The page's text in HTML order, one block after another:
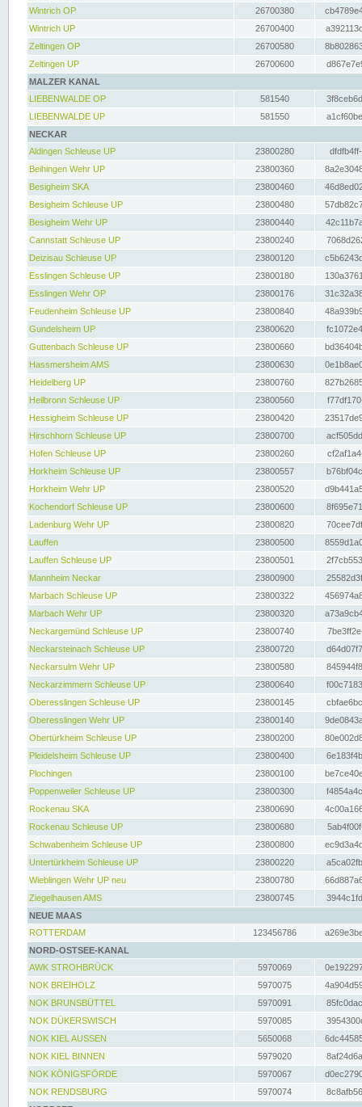
Wintrich OP
26700380
Wintrich UP
26700400
Zeltingen OP
26700580
Zeltingen UP
26700600
MALZER KANAL
LIEBENWALDE OP
581540
LIEBENWALDE UP
581550
NECKAR
Aldingen Schleuse UP
23800280
Beihingen Wehr UP
23800360
Besigheim SKA
23800460
Besigheim Schleuse UP
23800480
Besigheim Wehr UP
23800440
Cannstatt Schleuse UP
23800240
Deizisau Schleuse UP
23800120
Esslingen Schleuse UP
23800180
Esslingen Wehr OP
23800176
Feudenheim Schleuse UP
23800840
Gundelsheim UP
23800620
Guttenbach Schleuse UP
23800660
Hassmersheim AMS
23800630
Heidelberg UP
23800760
Heilbronn Schleuse UP
23800560
Hessigheim Schleuse UP
23800420
Hirschhorn Schleuse UP
23800700
Hofen Schleuse UP
23800260
Horkheim Schleuse UP
23800557
Horkheim Wehr UP
23800520
Kochendorf Schleuse UP
23800600
Ladenburg Wehr UP
23800820
Lauffen
23800500
Lauffen Schleuse UP
23800501
Mannheim Neckar
23800900
Marbach Schleuse UP
23800322
Marbach Wehr UP
23800320
Neckargemünd Schleuse UP
23800740
Neckarsteinach Schleuse UP
23800720
Neckarsulm Wehr UP
23800580
Neckarzimmern Schleuse UP
23800640
Oberesslingen Schleuse UP
23800145
Oberesslingen Wehr UP
23800140
Obertürkheim Schleuse UP
23800200
Pleidelsheim Schleuse UP
23800400
Plochingen
23800100
Poppenweiler Schleuse UP
23800300
Rockenau SKA
23800690
Rockenau Schleuse UP
23800680
Schwabenheim Schleuse UP
23800800
Untertürkheim Schleuse UP
23800220
Wieblingen Wehr UP neu
23800780
Ziegelhausen AMS
23800745
NEUE MAAS
ROTTERDAM
123456786
NORD-OSTSEE-KANAL
AWK STROHBRÜCK
5970069
NOK BREIHOLZ
5970075
NOK BRUNSBÜTTEL
5970091
NOK DÜKERSWISCH
5970085
NOK KIEL AUSSEN
5650068
NOK KIEL BINNEN
5979020
NOK KÖNIGSFÖRDE
5970067
NOK RENDSBURG
5970074